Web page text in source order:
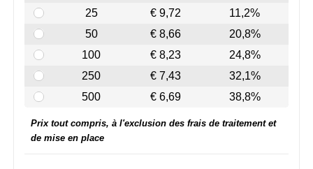
Mentos
Mepal
MiniMAX
Moleskine
25
€ 9,72
11,2%
50
€ 8,66
20,8%
100
€ 8,23
24,8%
250
€ 7,43
32,1%
500
€ 6,69 38,8%
Prix tout compris, à l'exclusion des frais de traitement et
de mise en place